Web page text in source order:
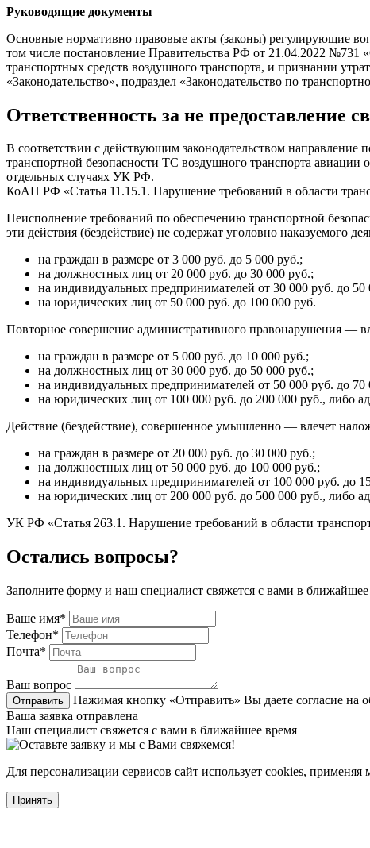
Руководящие документы
Основные нормативно правовые акты (законы) регулирующие
том числе постановление Правительства РФ от 21.04.2022
транспортных средств воздушного транспорта, и признании
«Законодательство», подраздел «Законодательство по
Ответственность за не
В соответствии с действующим законодательством направление
транспортной безопасности ТС воздушного транспорта авиации
отдельных случаях УК РФ.
КоАП РФ «Статья 11.15.1. Нарушение требований в области
Неисполнение требований по обеспечению транспортной
эти действия (бездействие) не содержат уголовно наказуемого
на граждан в размере от 3 000 руб. до 5 000 руб.;
на должностных лиц от 20 000 руб. до 30 000 руб.;
на индивидуальных предпринимателей от 30 000 руб. до 50
на юридических лиц от 50 000 руб. до 100 000 руб.
Повторное совершение административного правонарушения —
на граждан в размере от 5 000 руб. до 10 000 руб.;
на должностных лиц от 30 000 руб. до 50 000 руб.;
на индивидуальных предпринимателей от 50 000 руб. до 70
на юридических лиц от 100 000 руб. до 200 000 руб., либо
Действие (бездействие), совершенное умышленно — влечет
на граждан в размере от 20 000 руб. до 30 000 руб.;
на должностных лиц от 50 000 руб. до 100 000 руб.;
на индивидуальных предпринимателей от 100 000 руб. до
на юридических лиц от 200 000 руб. до 500 000 руб., либо
​​​​​​​УК РФ «Статья 263.1. Нарушение требований в области
Остались вопросы?
Заполните форму и наш специалист свяжется с вами в
Ваше имя*
Телефон*
Почта*
Ваш вопрос
Отправить Нажимая кнопку «Отправить» Вы даете согласие на
Ваша заявка отправлена
Наш специалист свяжется с вами в ближайшее время
Для персонализации сервисов сайт использует cookies,
Принять